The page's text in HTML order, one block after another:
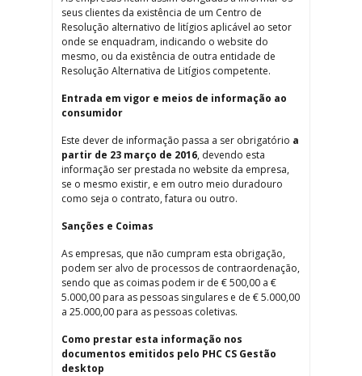
seus clientes da existência de um Centro de
Resolução alternativo de litígios aplicável ao setor
onde se enquadram, indicando o website do
mesmo, ou da existência de outra entidade de
Resolução Alternativa de Litígios competente.
Entrada em vigor e meios de informação ao
consumidor
Este dever de informação passa a ser obrigatório a
partir de 23 março de 2016, devendo esta
informação ser prestada no website da empresa,
se o mesmo existir, e em outro meio duradouro
como seja o contrato, fatura ou outro.
Sanções e Coimas
As empresas, que não cumpram esta obrigação,
podem ser alvo de processos de contraordenação,
sendo que as coimas podem ir de € 500,00 a €
5.000,00 para as pessoas singulares e de € 5.000,00
a 25.000,00 para as pessoas coletivas.
Como prestar esta informação nos
documentos emitidos pelo PHC CS Gestão
desktop